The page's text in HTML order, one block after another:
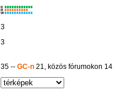
K
R
W
3
3
35 --GC-n 21, közös fórumokon 14